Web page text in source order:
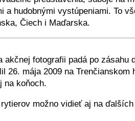
a hudobnými vystúpeniami. To
Čiech i Maďarska.
akčnej fotografii padá po zásahu
26. mája 2009 na Trenčianskom
na koňoch.
možno vidieť aj na